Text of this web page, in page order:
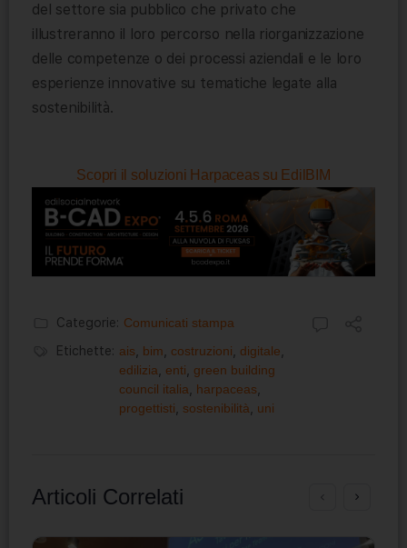
del settore sia pubblico che privato che
illustreranno il loro percorso nella riorganizzazione
delle competenze o dei processi aziendali e le loro
esperienze innovative su tematiche legate alla
sostenibilità.
Scopri il soluzioni Harpaceas su EdilBIM
Categorie: Comunicati stampa
Etichette: ais bim costruzioni digitale
edilizia
enti
green building
council italia
harpaceas
progettisti
sostenibilità uni
Articoli Correlati